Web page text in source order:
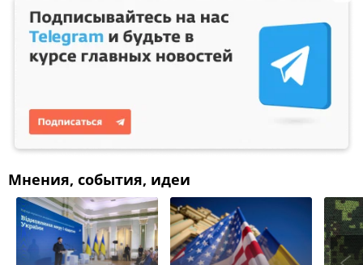
Мнения, события, идеи